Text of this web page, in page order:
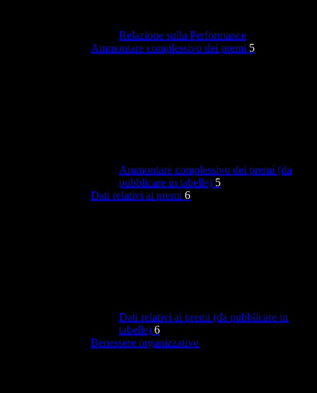
Relazione sulla Performance
Ammontare complessivo dei premi 5
Ammontare complessivo dei premi (da
pubblicare in tabelle) 5
Dati relativi ai premi 6
Dati relativi ai premi (da pubblicare in
tabelle) 6
Benessere organizzativo